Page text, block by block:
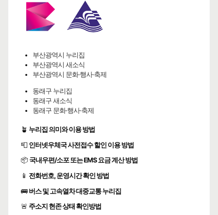
부산광역시 누리집
부산광역시 새소식
부산광역시 문화·행사·축제
동래구 누리집
동래구 새소식
동래구 문화·행사·축제
🪴 누리집 의미와 이용 방법
📮 인터넷우체국 사전접수 할인 이용 방법
📦 국내우편/소포 또는 EMS 요금 계산 방법
📱 전화번호, 운영시간 확인 방법
🚌버스 및 고속열차 대중교통 누리집
🚨 주소지 현존 상태 확인방법